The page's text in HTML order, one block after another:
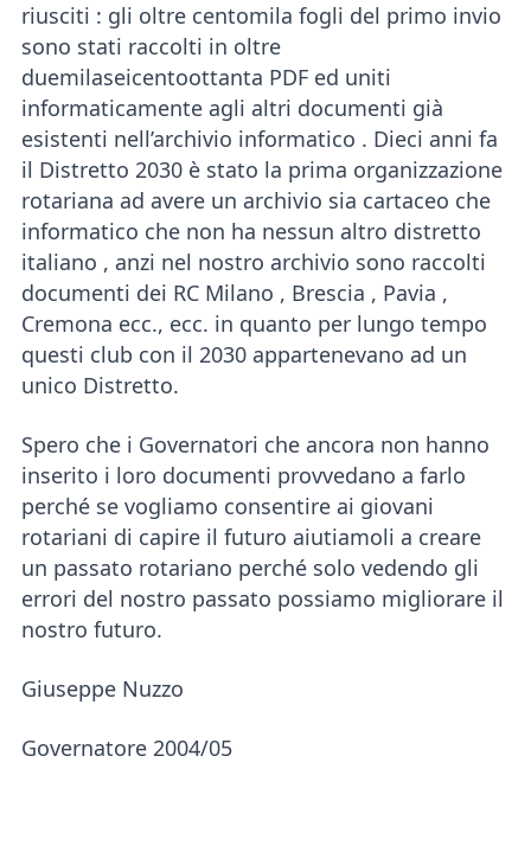
riusciti : gli oltre centomila fogli del primo invio
sono stati raccolti in oltre
duemilaseicentoottanta PDF ed uniti
informaticamente agli altri documenti già
esistenti nell’archivio informatico . Dieci anni fa
il Distretto 2030 è stato la prima organizzazione
rotariana ad avere un archivio sia cartaceo che
informatico che non ha nessun altro distretto
italiano , anzi nel nostro archivio sono raccolti
documenti dei RC Milano , Brescia , Pavia ,
Cremona ecc., ecc. in quanto per lungo tempo
questi club con il 2030 appartenevano ad un
unico Distretto.
Spero che i Governatori che ancora non hanno
inserito i loro documenti provvedano a farlo
perché se vogliamo consentire ai giovani
rotariani di capire il futuro aiutiamoli a creare
un passato rotariano perché solo vedendo gli
errori del nostro passato possiamo migliorare il
nostro futuro.
Giuseppe Nuzzo
Governatore 2004/05